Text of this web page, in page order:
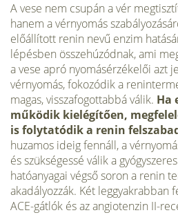
A vese nem csupán a vér
hanem a vérnyomás
előállított renin nevű enzim
lépésben összehúzódnak, ami
a vese apró nyomásérzékelői azt
vérnyomás, fokozódik a
magas, visszafogottabbá válik. Ha
működik kielégítően,
is folytató­dik a renin
huzamos ideig fennáll, a
és szükségessé válik a
hatóanyagai végső soron a renin
akadályozzák. Két leggyakrabban
ACE-gátlók és az angiotenzin II-